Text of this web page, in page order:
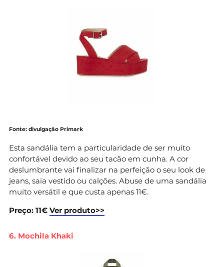
Fonte: divulgação Primark
Esta sandália tem a particularidade de ser muito
confortável devido ao seu tacão em cunha. A cor
deslumbrante vai finalizar na perfeição o seu look de
jeans, saia vestido ou calções. Abuse de uma sandália
muito versátil e que custa apenas 11€.
Preço: 11€ Ver produto>>
6. Mochila Khaki